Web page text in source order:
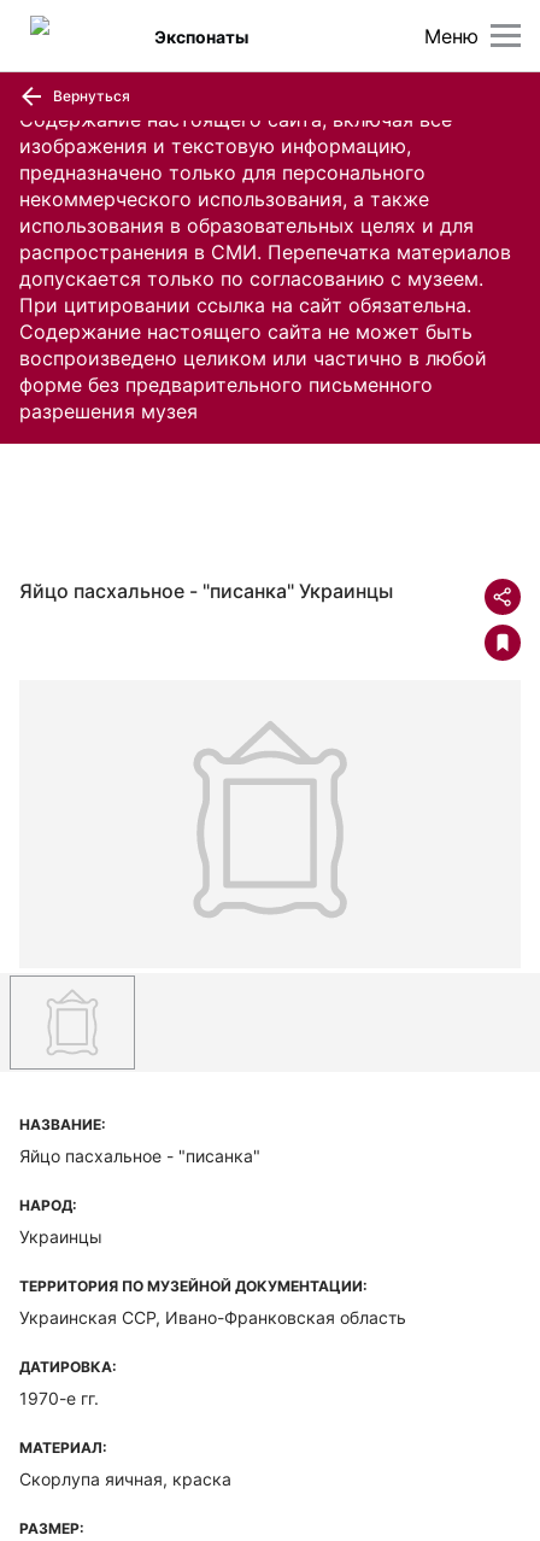
Содержание настоящего сайта, включая все
изображения и текстовую информацию,
предназначено только для персонального
некоммерческого использования, а также
использования в образовательных целях и для
распространения в СМИ. Перепечатка материалов
допускается только по согласованию с музеем.
При цитировании ссылка на сайт обязательна.
Содержание настоящего сайта не может быть
воспроизведено целиком или частично в любой
форме без предварительного письменного
разрешения музея
Меню
Экспонаты
Вернуться
Яйцо пасхальное - "писанка" Украинцы
НАЗВАНИЕ:
Яйцо пасхальное - "писанка"
НАРОД:
Украинцы
ТЕРРИТОРИЯ ПО МУЗЕЙНОЙ ДОКУМЕНТАЦИИ:
Украинская ССР, Ивано-Франковская область
ДАТИРОВКА:
1970-е гг.
МАТЕРИАЛ:
Скорлупа яичная, краска
РАЗМЕР: